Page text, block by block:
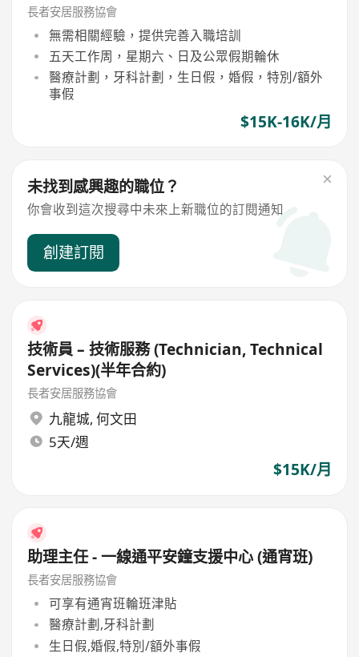
長者安居服務協會
無需相關經驗，提供完善入職培訓
五天工作周，星期六、日及公眾假期輪休
醫療計劃，牙科計劃，生日假，婚假，特別/額外
事假
$15K-16K/月
未找到感興趣的職位？
你會收到這次搜尋中未來上新職位的訂閱通知
創建訂閱
技術員 – 技術服務 (Technician, Technical
Services)(半年合約)
長者安居服務協會
九龍城, 何文田
5天/週
$15K/月
助理主任 - 一線通平安鐘支援中心 (通宵班)
長者安居服務協會
可享有通宵班輪班津貼
醫療計劃,牙科計劃
生日假,婚假,特別/額外事假